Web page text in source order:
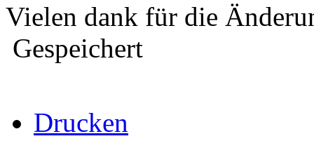
Vielen dank für die
Gespeichert
Drucken